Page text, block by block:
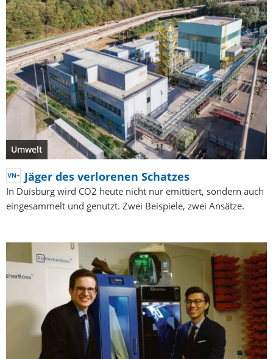
Umwelt
Jäger des verlorenen Schatzes
In Duisburg wird CO2 heute nicht nur emittiert, sondern auch
eingesammelt und genutzt. Zwei Beispiele, zwei Ansätze.